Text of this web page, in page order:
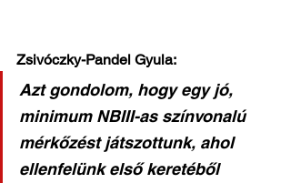
Zsivóczky-Pandel Gyula:
Azt gondolom, hogy egy jó,
minimum NBIII-as színvonalú
mérkőzést játszottunk, ahol
ellenfelünk első keretéből